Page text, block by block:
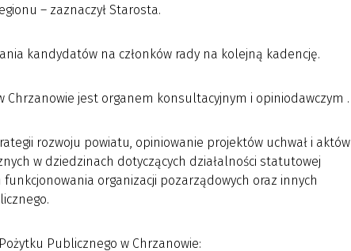
– zaznaczył Starosta.
kandydatów na członków rady na kolejną kadencję.
Chrzanowie jest organem konsultacyjnym i opiniodawczym .
rozwoju powiatu, opiniowanie projektów uchwał i aktów
w dziedzinach dotyczących działalności statutowej
organizacji pozarządowych oraz innych
Publicznego w Chrzanowie: